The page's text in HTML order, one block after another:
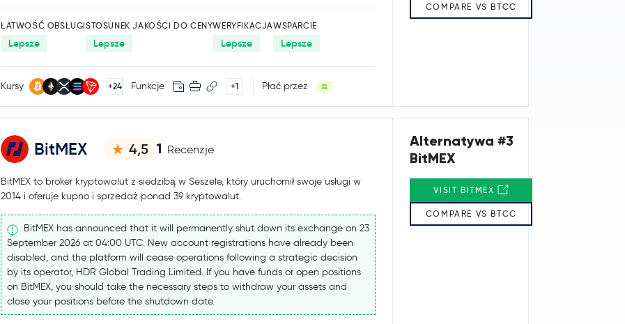
ŁATWOŚĆ OBSŁUGI
Lepsze
STOSUNEK JAKOŚCI DO CENY
Lepsze
WERYFIKACJA
Lepsze
WSPARCIE
Lepsze
Kursy +24 Funkcje +1 Płać przez
COMPARE VS BTCC
BitMEX 4,5 1 Recenzje
BitMEX to broker kryptowalut z siedzibą w Seszele, który uruchomił swoje usługi w
2014 i oferuje kupno i sprzedaż ponad 39 kryptowalut.
BitMEX has announced that it will permanently shut down its exchange on 23
September 2026 at 04:00 UTC. New account registrations have already been
disabled, and the platform will cease operations following a strategic decision
by its operator, HDR Global Trading Limited. If you have funds or open positions
on BitMEX, you should take the necessary steps to withdraw your assets and
close your positions before the shutdown date.
Alternatywa #3
BitMEX
VISIT BITMEX
COMPARE VS BTCC